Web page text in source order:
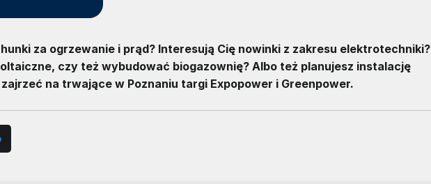
za ogrzewanie i prąd? Interesują Cię nowinki z zakresu elektrotechniki?
czy też wybudować biogazownię? Albo też planujesz instalację
na trwające w Poznaniu targi Expopower i Greenpower.